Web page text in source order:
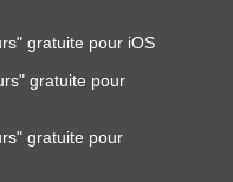
gratuite pour iOS
gratuite pour
gratuite pour